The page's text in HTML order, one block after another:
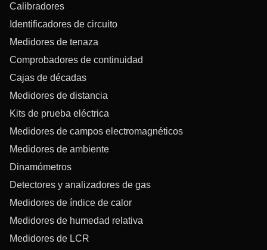
Calibradores
Identificadores de circuito
Medidores de tenaza
Comprobadores de continuidad
Cajas de décadas
Medidores de distancia
Kits de prueba eléctrica
Medidores de campos electromagnéticos
Medidores de ambiente
Dinamómetros
Detectores y analizadores de gas
Medidores de índice de calor
Medidores de humedad relativa
Medidores de LCR